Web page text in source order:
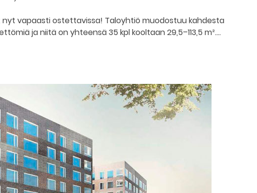
vapaasti ostettavissa! Taloyhtiö muodostuu kahdesta
ja niitä on yhteensä 35 kpl kooltaan 29,5–113,5 m².…